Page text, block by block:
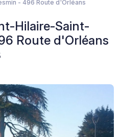
- 496 Route d'Orléans
Hilaire-Saint-
Route d'Orléans